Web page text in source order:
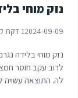
נזק מוחי
2024-09-091 דקת קריאה
נזק מוחי בלידה
לרוב עקב חוסר
לה. התוצאה עשויה